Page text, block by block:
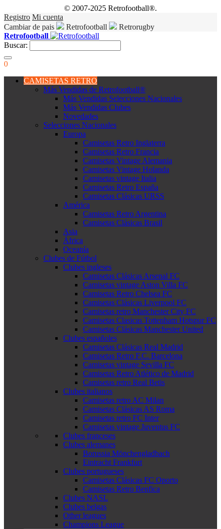
© 2007-2025 Retrofootball®.
Registro Mi cuenta
Cambiar de pais
Retrofootball
Retrorugby
Retrofootball
Buscar:
0
CAMISETAS RETRO
Más Vendidas de Retrofootball®
Más Vendidas Selecciones Nacionales
Más Vendidas Clubes
Novedades
Selecciones Nacionales
Europa
Camisetas Retro Inglaterra
Camisetas Retro Francia
Camisetas Vintage Alemania
Camisetas Vintage Holanda
Camisetas vintage Italia
Camisetas Retro España
Camisetas Clásicas URSS
América
Camisetas Retro Argentina
Camisetas Clásicas Brasil
Asia
África
Oceanía
Clubes de Fútbol
Clubes ingleses
Camisetas Clásicas Arsenal FC
Camisetas vintage Aston Villa FC
Camisetas Retro Chelsea FC
Camisetas Clásicas Liverpool FC
Camisetas retro Manchester City FC
Camisetas Clasicas Tottenham Hotspur FC
Camisetas Clásicas Manchester United
Clubes españoles
Camisetas Clásicas Real Madrid
Camisetas Retro F.C. Barcelona
Camisetas vintage Sevilla FC
Camisetas Retro Atlético de Madrid
Camisetas retro Real Betis
Clubes italianos
Camisetas retro AC Milan
Camisetas Clásicas AS Roma
Camisetas retro FC Inter
Camisetas vintage Juventus FC
Clubes franceses
Clubes alemanes
Borussia Mönchengladbach
Eintracht Frankfurt
Clubes portugueses
Camisetas Clásicas FC Oporto
Camisetas Retro Benfica
Clubes NASL
Clubes belgas
Other leagues
Champions League